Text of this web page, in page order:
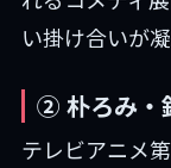
い掛け合いが
② 朴ろみ・
テレビアニメ